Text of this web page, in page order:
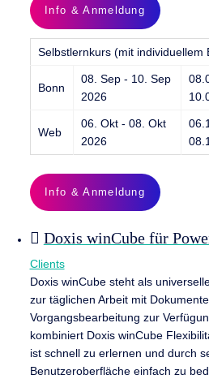
Info & Anmeldung
Selbstlernkurs (mit individuellem
Bonn
08. Sep - 10. Sep
2026
Web
06. Okt - 08. Okt
2026
Info & Anmeldung
Doxis winCube für
Clients
Doxis winCube steht als
zur täglichen Arbeit mit
Vorgangsbearbeitung zur
kombiniert Doxis winCube
ist schnell zu erlernen und durch
Benutzeroberfläche einfach zu